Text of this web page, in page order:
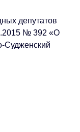
депутатов
№ 392 «О
Судженский